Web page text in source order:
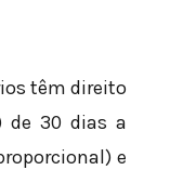
têm direito
de 30 dias a
e